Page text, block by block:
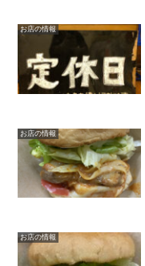
お店の情報
お店の情報
お店の情報